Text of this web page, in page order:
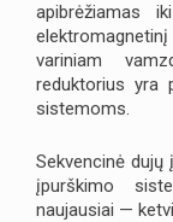
apibrėžiamas
variniam
reduktorius yra
sistemoms.
Sekvencinė dujų
įpurškimo
naujausiai —